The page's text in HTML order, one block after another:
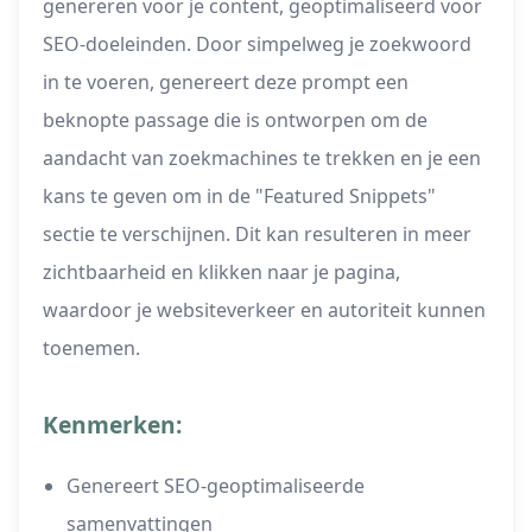
genereren voor je content, geoptimaliseerd voor
SEO-doeleinden. Door simpelweg je zoekwoord
in te voeren, genereert deze prompt een
beknopte passage die is ontworpen om de
aandacht van zoekmachines te trekken en je een
kans te geven om in de "Featured Snippets"
sectie te verschijnen. Dit kan resulteren in meer
zichtbaarheid en klikken naar je pagina,
waardoor je websiteverkeer en autoriteit kunnen
toenemen.
Kenmerken:
Genereert SEO-geoptimaliseerde
samenvattingen